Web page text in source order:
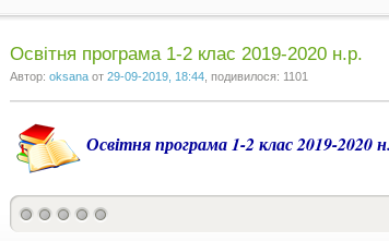
Освітня програма 1-2 клас 2019-2020 н.р.
Автор: oksana от 29-09-2019, 18:44 , подивилося: 1101
Освітня програма 1-2 клас 2019-2020